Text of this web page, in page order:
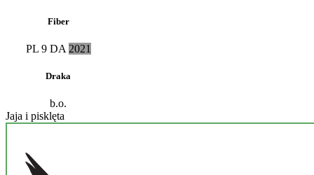
Fiber
PL 9 DA 2021
Draka
b.o.
Jaja i pisklęta